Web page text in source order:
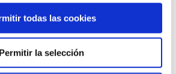
todas las cookies
Permitir la selección
Zeus luchando contra los
de los Museos